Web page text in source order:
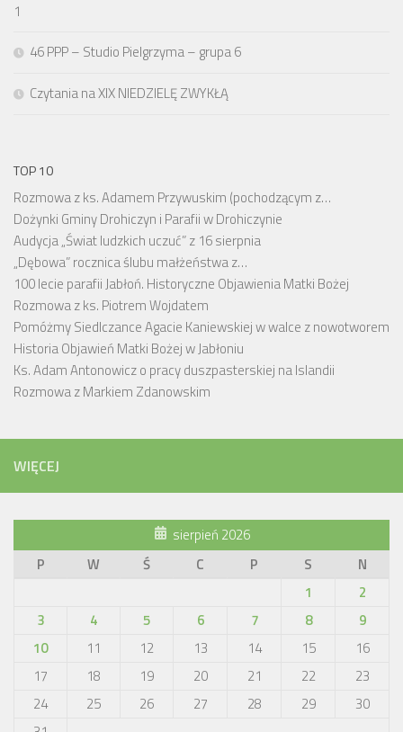
1
46 PPP – Studio Pielgrzyma – grupa 6
Czytania na XIX NIEDZIELĘ ZWYKŁĄ
TOP 10
Rozmowa z ks. Adamem Przywuskim (pochodzącym z…
Dożynki Gminy Drohiczyn i Parafii w Drohiczynie
Audycja „Świat ludzkich uczuć” z 16 sierpnia
„Dębowa” rocznica ślubu małżeństwa z…
100 lecie parafii Jabłoń. Historyczne Objawienia Matki Bożej
Rozmowa z ks. Piotrem Wojdatem
Pomóżmy Siedlczance Agacie Kaniewskiej w walce z nowotworem
Historia Objawień Matki Bożej w Jabłoniu
Ks. Adam Antonowicz o pracy duszpasterskiej na Islandii
Rozmowa z Markiem Zdanowskim
WIĘCEJ
sierpień 2026
P
W Ś C P S
N
1
2
3
4 5 6 7 8
9
10
11 12 13 14 15
16
17
18 19 20 21 22
23
24
25 26 27 28 29
30